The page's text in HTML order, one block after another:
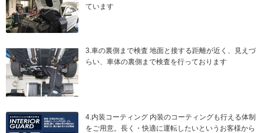
ています
3.車の裏側まで検査 地面と接する距離が近く、見えづ
らい、車体の裏側まで検査を行っております
4.内装コーティング 内装のコーティングも行える体制
をご用意。長く・快適に運転したいというお客様から